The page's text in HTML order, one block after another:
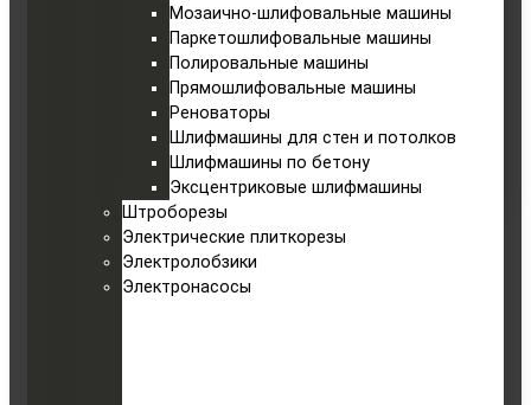
Мозаично-шлифовальные машины
Паркетошлифовальные машины
Полировальные машины
Прямошлифовальные машины
Реноваторы
Шлифмашины для стен и потолков
Шлифмашины по бетону
Эксцентриковые шлифмашины
Штроборезы
Электрические плиткорезы
Электролобзики
Электронасосы